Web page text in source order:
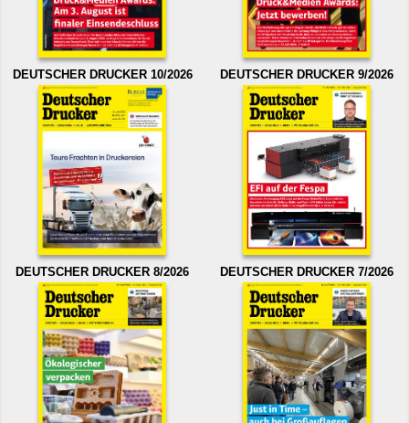
DEUTSCHER DRUCKER 10/2026 DEUTSCHER DRUCKER 9/2026
DEUTSCHER DRUCKER 8/2026 DEUTSCHER DRUCKER 7/2026